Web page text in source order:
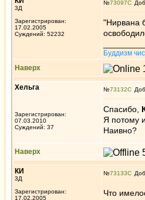
3Д
Зарегистрирован:
17.02.2005
Суждений: 52232
№73097
"Нирвана
Буддизм
Наверх
Хельга
Зарегистрирован:
07.03.2010
Суждений: 37
№73132
Спасибо,
Я потому
Наивно?
Наверх
КИ
3Д
Зарегистрирован:
17.02.2005
№73133
Что